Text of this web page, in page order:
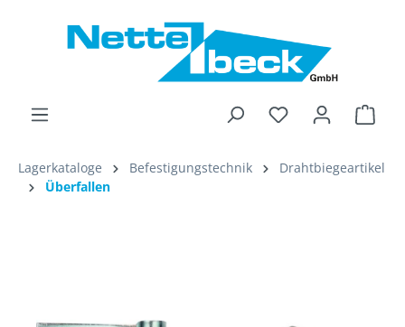
Lagerkataloge Befestigungstechnik
Drahtbiegeartikel
Überfallen